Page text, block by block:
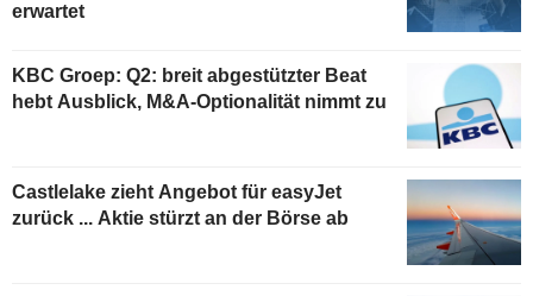
erwartet
KBC Groep: Q2: breit abgestützter Beat
hebt Ausblick, M&A-Optionalität nimmt zu
Castlelake zieht Angebot für easyJet
zurück ... Aktie stürzt an der Börse ab